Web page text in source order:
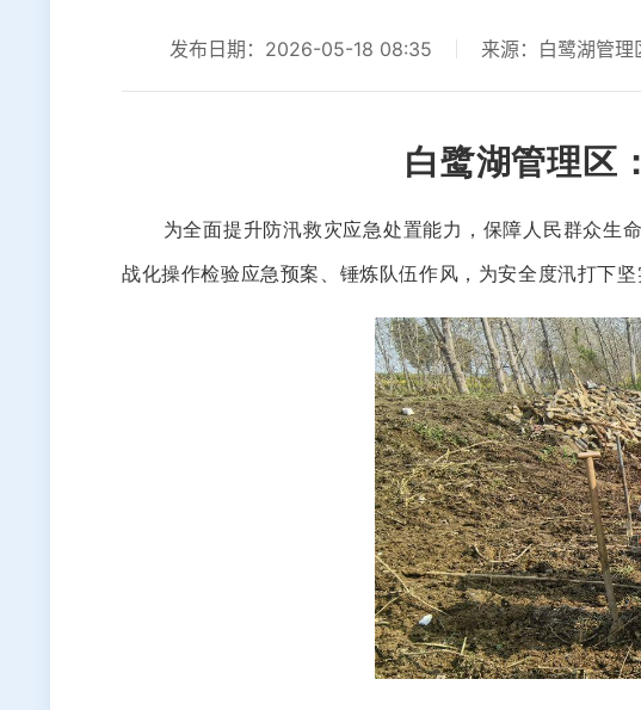
发布日期：2026-05-18 08:35 来源：白鹭湖管理
白鹭湖管理区
为全面提升防汛救灾应急处置能力，保障人民群众生命
战化操作检验应急预案、锤炼队伍作风，为安全度汛打下坚